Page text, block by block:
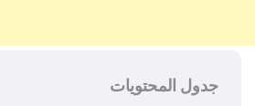
جدول المحتويات